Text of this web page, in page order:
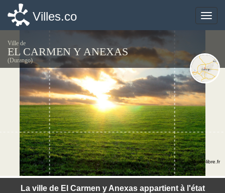
Toggle
Villes.co
Ville de
EL CARMEN Y ANEXAS
(Durango)
La ville de El Carmen y Anexas appartient à l'état
©photo-libre.fr
Toggle
Villes.co